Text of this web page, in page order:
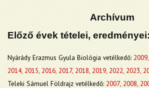
Archívum
Előző évek tételei, eredményei:
Nyárády Erazmus Gyula Biológia vetélkedő: 2009,
2014, 2015, 2016, 2017, 2018, 2019, 2022, 2023,
Teleki Sámuel Földrajz vetélkedő: 2007, 2008,